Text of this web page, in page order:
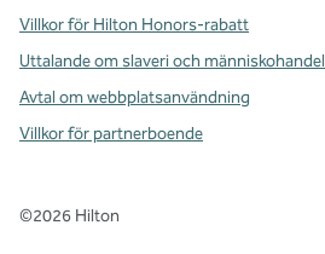
Villkor för Hilton Honors-rabatt
Uttalande om slaveri och människohandel
Avtal om webbplatsanvändning
Villkor för partnerboende
©2026 Hilton